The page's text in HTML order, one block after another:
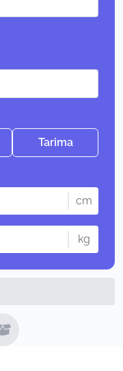
Tarima
cm
kg